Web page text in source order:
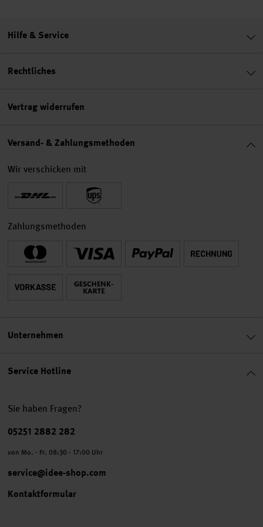
Service Hotline
Sie haben Fragen?
Telefonnummer
05251 2882 282
von Mo. - Fr. 08:30 - 17:00 Uhr
service@idee-shop.com
Kontaktformular
Hilfe & Service
Rechtliches
Vertrag widerrufen
Versand- & Zahlungsmethoden
Wir verschicken mit
Zahlungsmethoden
Unternehmen